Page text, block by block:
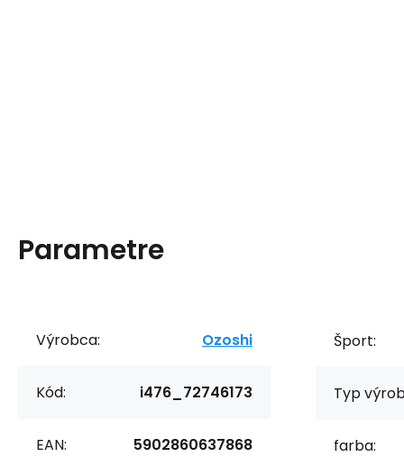
Parametre
Výrobca: Ozoshi
Kód: i476_72746173
EAN: 5902860637868
Šport:
Typ
farba: